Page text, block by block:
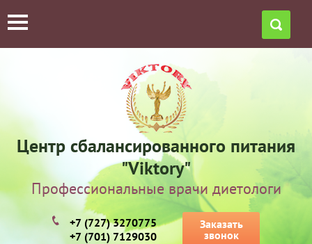
Центр сбалансированного питания
"Viktory"
Профессиональные врачи диетологи
+7 (727) 3270775
+7 (701) 7129030
Заказать
звонок